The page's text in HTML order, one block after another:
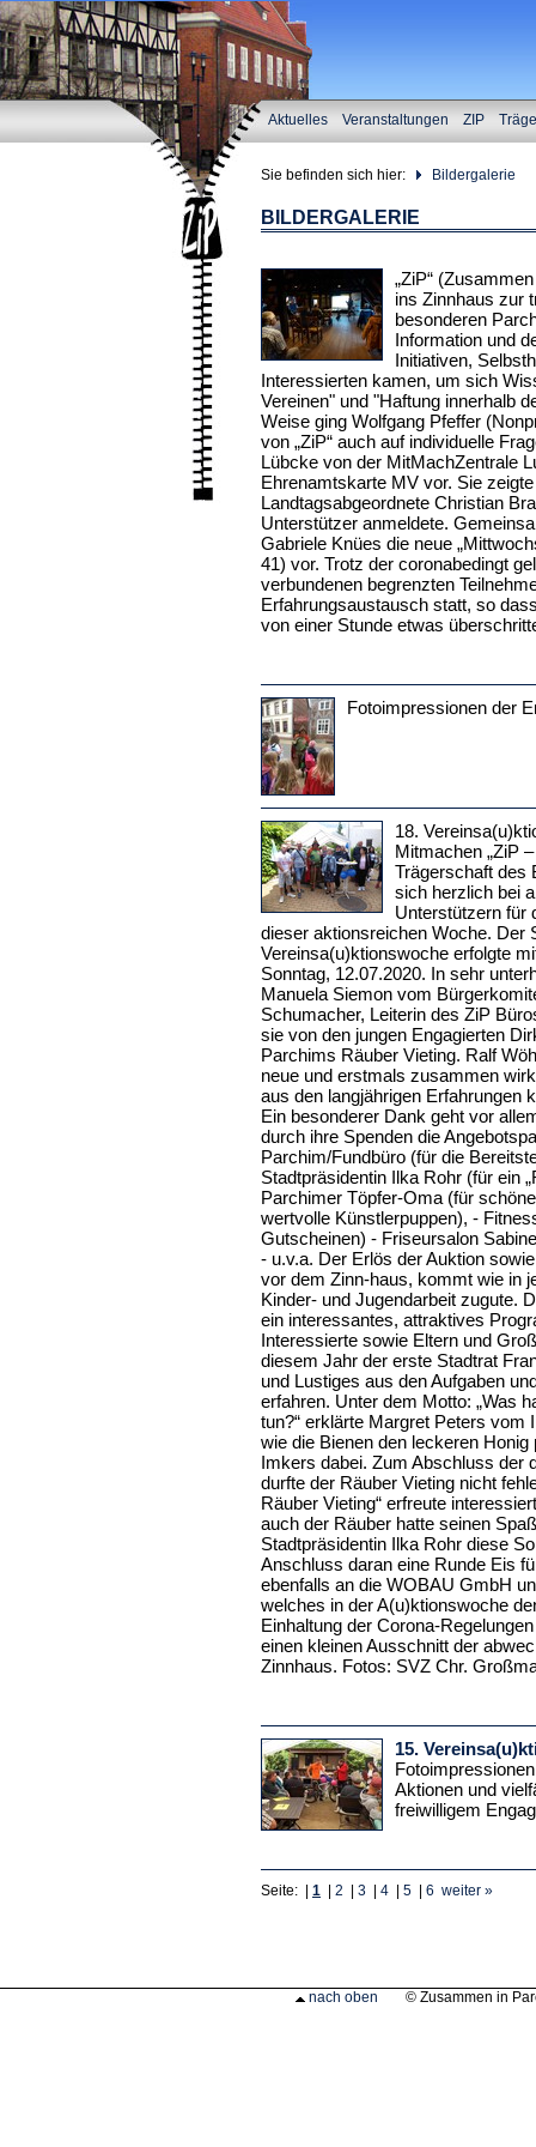
Aktuelles Veranstaltungen ZIP
Sie befinden sich hier: Bildergalerie
BILDERGALERIE
„ZiP“
ins Zinnhaus zur
besonderen
Information und
Initiativen,
Interessierten kamen, um sich
Vereinen" und "Haftung innerhalb
Weise ging Wolfgang Pfeffer
von „ZiP“ auch auf individuelle
Lübcke von der MitMachZentrale
Ehrenamtskarte MV vor. Sie
Landtagsabgeordnete Christian
Unterstützer anmeldete.
Gabriele Knües die neue
41) vor. Trotz der coronabedingt
verbundenen begrenzten
Erfahrungsaustausch statt, so
von einer Stunde etwas
Fotoimpressionen der
18.
Mitmachen „ZiP
Trägerschaft des
sich herzlich bei
Unterstützern für
dieser aktionsreichen Woche. Der
Vereinsa(u)ktionswoche erfolgte
Sonntag, 12.07.2020. In sehr
Manuela Siemon vom
Schumacher, Leiterin des ZiP
sie von den jungen Engagierten
Parchims Räuber Vieting. Ralf
neue und erstmals zusammen
aus den langjährigen Erfahrungen
Ein besonderer Dank geht vor
durch ihre Spenden die
Parchim/Fundbüro (für die
Stadtpräsidentin Ilka Rohr (für ein
Parchimer Töpfer-Oma (für
wertvolle Künstlerpuppen), -
Gutscheinen) - Friseursalon
- u.v.a. Der Erlös der Auktion
vor dem Zinn-haus, kommt wie in
Kinder- und Jugendarbeit zugute.
ein interessantes, attraktives
Interessierte sowie Eltern und
diesem Jahr der erste Stadtrat
und Lustiges aus den Aufgaben
erfahren. Unter dem Motto: „Was
tun?“ erklärte Margret Peters vom
wie die Bienen den leckeren
Imkers dabei. Zum Abschluss der
durfte der Räuber Vieting nicht
Räuber Vieting“ erfreute
auch der Räuber hatte seinen
Stadtpräsidentin Ilka Rohr diese
Anschluss daran eine Runde Eis
ebenfalls an die WOBAU GmbH
welches in der A(u)ktionswoche
Einhaltung der Corona-
einen kleinen Ausschnitt der
Zinnhaus. Fotos: SVZ Chr.
15.
Aktionen und
freiwilligem
Seite: | 1 2 3 4 5 6 weiter »
nach oben © Zusammen in